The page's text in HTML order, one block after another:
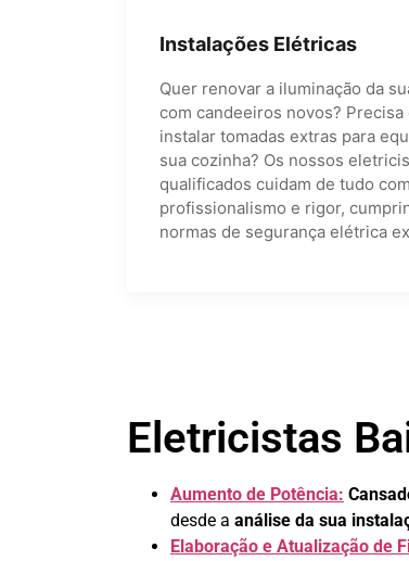
Instalações Elétricas
Quer renovar a iluminação da
com candeeiros novos? Precisa
instalar tomadas extras para
sua cozinha? Os nossos
qualificados cuidam de tudo com
profissionalismo e rigor,
normas de segurança elétrica
Eletricistas
Aumento de Potência:
desde a análise da sua
Elaboração e Atualização de